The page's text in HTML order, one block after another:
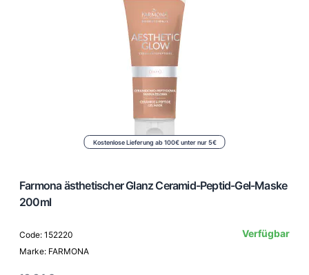
Kostenlose Lieferung ab 100€ unter nur 5€
Farmona ästhetischer Glanz Ceramid-Peptid-Gel-Maske
200ml
Code: 152220
Marke: FARMONA
Verfügbar